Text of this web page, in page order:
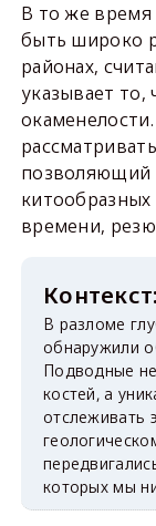
В то же
быть широко
районах,
указывает то,
позволяющий
времени,
В разломе
обнаружили
Подводные
костей, а
отслеживать
которых мы